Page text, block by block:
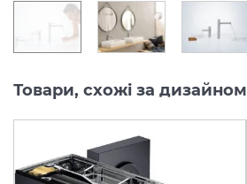
Товари, схожі за дизайном